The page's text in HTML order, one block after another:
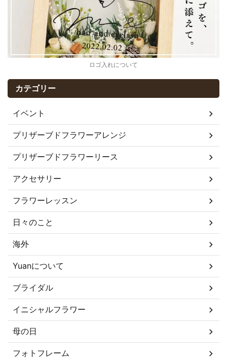
ロゴ入れについて
カテゴリー
イベント
プリザーブドフラワーアレンジ
プリザーブドフラワーリース
アクセサリー
フラワーレッスン
日々のこと
海外
Yuanについて
ブライダル
イニシャルフラワー
母の日
フォトフレーム